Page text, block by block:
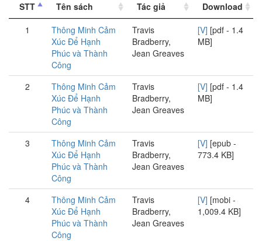
STT
Tên sách Tác giả
Download
1
Thông Minh Cảm
Xúc Để Hạnh
Phúc và Thành
Công
Travis
Bradberry,
Jean Greaves
[V] [pdf - 1.4
MB]
2
Thông Minh Cảm
Xúc Để Hạnh
Phúc và Thành
Công
Travis
Bradberry,
Jean Greaves
[V] [pdf - 1.4
MB]
3
Thông Minh Cảm
Xúc Để Hạnh
Phúc và Thành
Công
Travis
Bradberry,
Jean Greaves
[V] [epub -
773.4 KB]
4
Thông Minh Cảm
Xúc Để Hạnh
Phúc và Thành
Công
Travis
Bradberry,
Jean Greaves
[V] [mobi -
1,009.4 KB]